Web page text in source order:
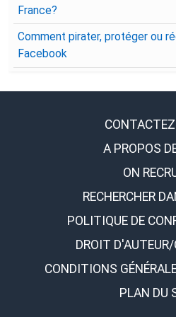
France?
Comment pirater, protéger ou
Facebook
A PROPOS
ON
RECHERCHER
POLITIQUE DE
DROIT
CONDITIONS
PLAN DU